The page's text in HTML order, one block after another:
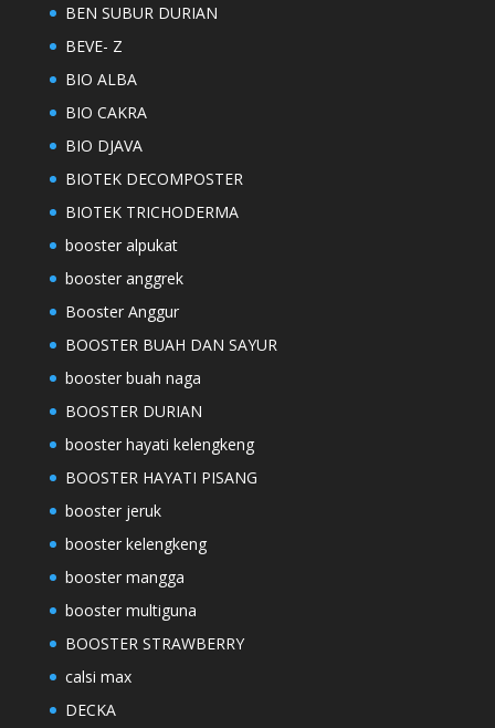
BEN SUBUR DURIAN
BEVE- Z
BIO ALBA
BIO CAKRA
BIO DJAVA
BIOTEK DECOMPOSTER
BIOTEK TRICHODERMA
booster alpukat
booster anggrek
Booster Anggur
BOOSTER BUAH DAN SAYUR
booster buah naga
BOOSTER DURIAN
booster hayati kelengkeng
BOOSTER HAYATI PISANG
booster jeruk
booster kelengkeng
booster mangga
booster multiguna
BOOSTER STRAWBERRY
calsi max
DECKA